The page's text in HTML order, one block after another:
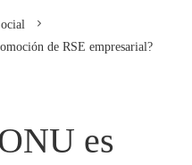
de RSE empresarial?
es